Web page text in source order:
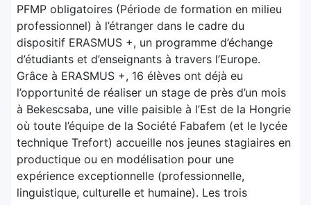
PFMP obligatoires (Période de formation en milieu
professionnel) à l’étranger dans le cadre du
dispositif ERASMUS +, un programme d’échange
d’étudiants et d’enseignants à travers l’Europe.
Grâce à ERASMUS +, 16 élèves ont déjà eu
l’opportunité de réaliser un stage de près d’un mois
à Bekescsaba, une ville paisible à l’Est de la Hongrie
où toute l’équipe de la Société Fabafem (et le lycée
technique Trefort) accueille nos jeunes stagiaires en
productique ou en modélisation pour une
expérience exceptionnelle (professionnelle,
linguistique, culturelle et humaine). Les trois